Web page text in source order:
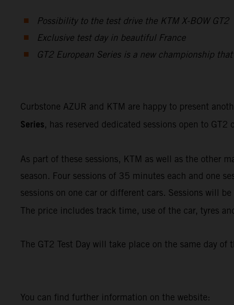
Possibility to the test drive the KTM X-BOW GT2
Exclusive test day in beautiful France
GT2 European Series is a new championship
Curbstone AZUR and KTM are happy to present
Series, has reserved dedicated sessions open to GT2
As part of these sessions, KTM as well as the other
season. Four sessions of 35 minutes each and one
sessions on one car or different cars. Sessions will
The price includes track time, use of the car, tyres
The GT2 Test Day will take place on the same day of
You can find further information on the website: